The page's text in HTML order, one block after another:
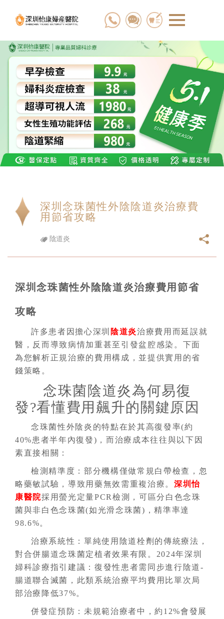
深圳念珠菌性外陰陰道炎治療費
用節省攻略
陰道炎
深圳念珠菌性外陰陰道炎治療費用節省
攻略
許多患者因擔心深圳 陰道炎治療費用而延誤就
醫，反而導致病情加重甚至引發盆腔感染。下面
為您解析正規治療的費用構成，並提供實用的省
錢策略。
念珠菌陰道炎為何易復
發?看懂費用飆升的關鍵原因
念珠菌性外陰炎的特點在於其高復發率(約
40%患者半年內復發)，而治療成本往往與以下因
素直接相關：
檢測精準度：部分機構僅做常規白帶檢查，忽
略藥敏試驗，導致用藥無效需重複治療。深圳怡
康醫院採用螢光定量PCR檢測，可區分白色念珠
菌與非白色念珠菌(如光滑念珠菌)，精準率達
98.6%。
治療系統性：單純使用陰道栓劑的傳統療法，
對合併腸道念珠菌定植者效果有限。2024年深圳
婦科診療指引建議：復發性患者需同步進行陰道-
腸道聯合滅菌，此類系統治療平均費用比單次局
部治療降低37%。
併發症預防：未規範治療者中，約12%會發展